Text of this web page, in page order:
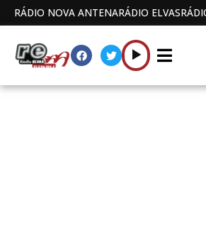
RÁDIO NOVA ANTENARÁDIO ELVAS